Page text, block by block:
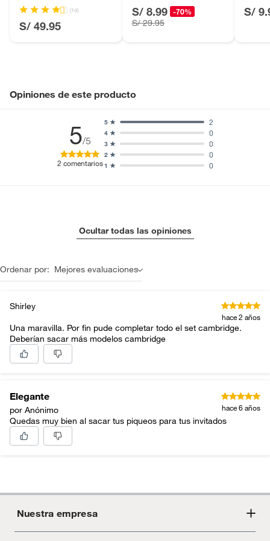
(14)
S/ 49.95
S/ 8.99 -70%
S/ 29.95
S/
Opiniones de este producto
5/5
2 comentarios1 0
2 0
3 0
4 0
5 2
Ocultar todas las opiniones
Ordenar por: Mejores evaluaciones
Shirley
hace 2 años
Una maravilla. Por fin pude completar todo el set cambridge.
Deberían sacar más modelos cambridge
Elegante
por Anónimo hace 6 años
Quedas muy bien al sacar tus piqueos para tus invitados
Nuestra empresa